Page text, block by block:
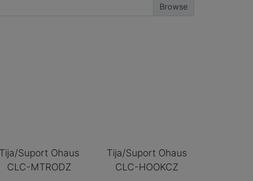
Tija/Suport Ohaus
CLC-MTRODZ
Tija/Suport Ohaus
CLC-HOOKCZ